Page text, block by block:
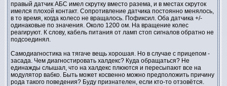
правый датчик АБС имел скрутку вместо разема, и в местах скруток
имелся плохой контакт. Сопротивление датчика постоянно менялось,
в то время, когда колесо не вращалось. Пофиксил. Оба датчика +/-
одинаковые по значения. Около 1200 ом. На вращение колес
реагируют. К слову, кабель питания от ламп стоп сигналов обратно не
подсоединял.
Самодиагностика на тягаче вещь хорошая. Но в случае с прицепом -
засада. Чем диагностировать халдекс? Куда обращаться? Не
единажды слышал, что на халдекс плюются и пересыпают все на
модулятор вабко. Быть может косвенно можно предположить причину
рода такого поведения? Буду признателен, если кто-то отзовётся.